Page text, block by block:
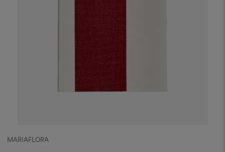
MARIAFLORA